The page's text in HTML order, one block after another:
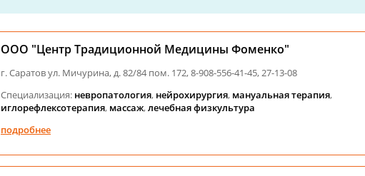
ООО "Центр Традиционной Медицины Фоменко"
г. Саратов ул. Мичурина, д. 82/84 пом. 172, 8-908-556-41-45, 27-13-08
Специализация: невропатология, нейрохирургия, мануальная терапия,
иглорефлексотерапия, массаж,лечебная физкультура
подробнее